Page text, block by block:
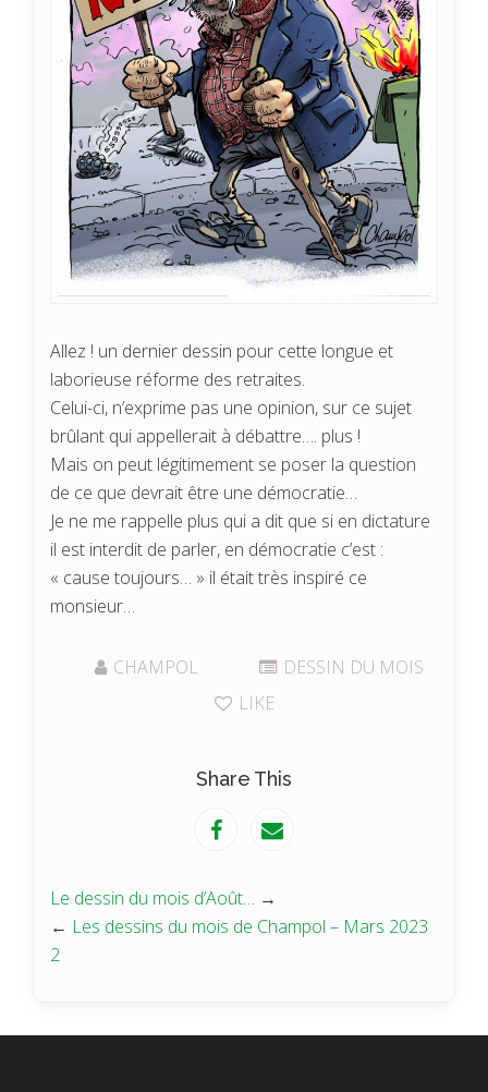
Allez ! un dernier dessin pour cette longue et
laborieuse réforme des retraites.
Celui-ci, n’exprime pas une opinion, sur ce sujet
brûlant qui appellerait à débattre…. plus !
Mais on peut légitimement se poser la question
de ce que devrait être une démocratie…
Je ne me rappelle plus qui a dit que si en dictature
il est interdit de parler, en démocratie c’est :
« cause toujours… » il était très inspiré ce
monsieur…
CHAMPOL
DESSIN DU MOIS
LIKE
Share This
Le dessin du mois d’Août… →
← Les dessins du mois de Champol – Mars 2023
2